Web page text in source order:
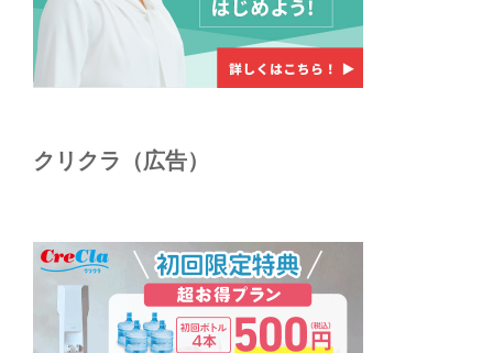
クリクラ（広告）